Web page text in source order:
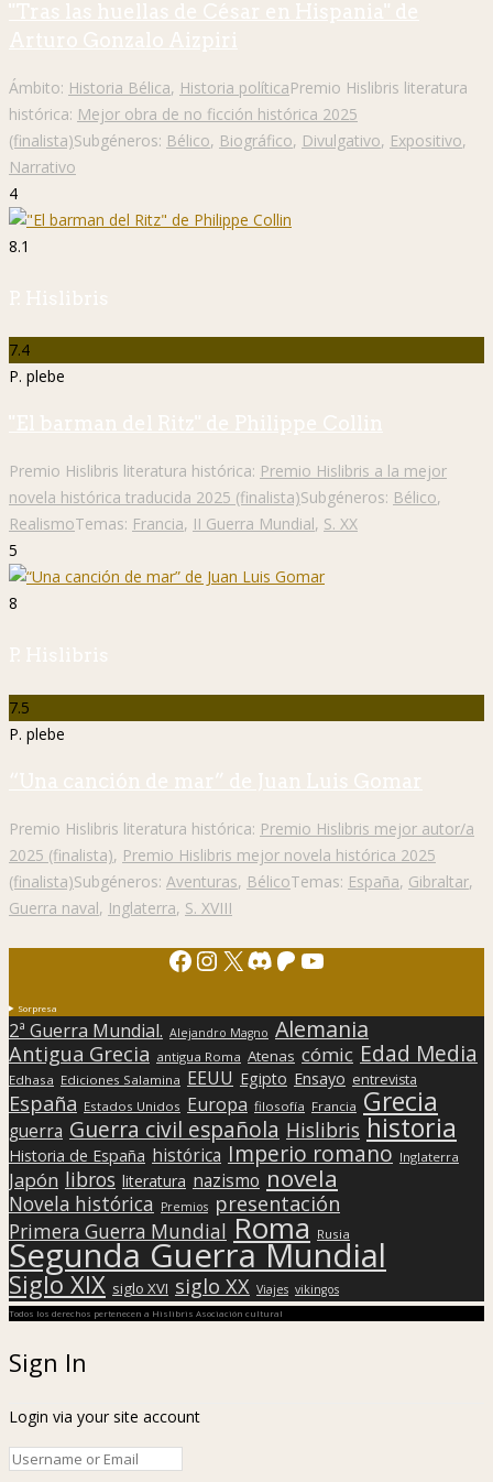
"Tras las huellas de César en Hispania" de
Arturo Gonzalo Aizpiri
Ámbito: Historia Bélica, Historia políticaPremio Hislibris literatura
histórica: Mejor obra de no ficción histórica 2025
(finalista)Subgéneros: Bélico, Biográfico, Divulgativo, Expositivo,
Narrativo
4
8.1
P. Hislibris
7.4
P. plebe
"El barman del Ritz" de Philippe Collin
Premio Hislibris literatura histórica: Premio Hislibris a la mejor
novela histórica traducida 2025 (finalista)Subgéneros: Bélico,
RealismoTemas: Francia, II Guerra Mundial, S. XX
5
8
P. Hislibris
7.5
P. plebe
“Una canción de mar” de Juan Luis Gomar
Premio Hislibris literatura histórica: Premio Hislibris mejor autor/a
2025 (finalista), Premio Hislibris mejor novela histórica 2025
(finalista)Subgéneros: Aventuras, BélicoTemas: España, Gibraltar,
Guerra naval, Inglaterra, S. XVIII
Facebook
Instagram
X Discord
Patreon
YouTube
Sorpresa
2ª Guerra Mundial. Alejandro Magno Alemania
Antigua Grecia antigua Roma Atenas cómic Edad Media
Edhasa Ediciones Salamina EEUU Egipto Ensayo entrevista
España Estados Unidos Europa filosofía Francia Grecia
guerra Guerra civil española Hislibris historia
Historia de España histórica Imperio romano Inglaterra
Japón libros literatura nazismo novela
Novela histórica Premios presentación
Primera Guerra Mundial Roma Rusia
Segunda Guerra Mundial
Siglo XIX siglo XVI siglo XX Viajes vikingos
Todos los derechos pertenecen a Hislibris Asociación cultural
Sign In
Login via your site account